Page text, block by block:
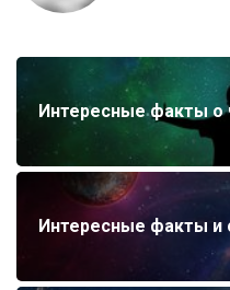
Интересные факты о
Интересные факты и